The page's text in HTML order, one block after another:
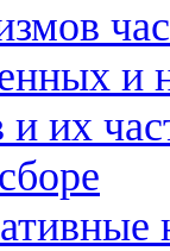
и
и их